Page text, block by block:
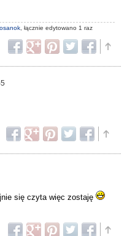
, łącznie edytowano 1 raz
się czyta więc zostaję